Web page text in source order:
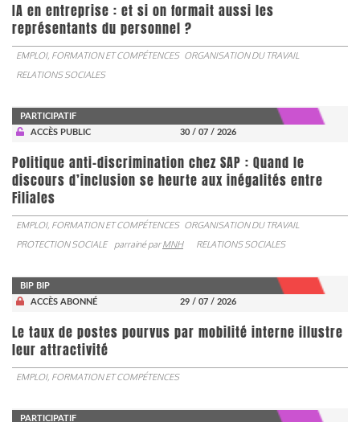
IA en entreprise : et si on formait aussi les
représentants du personnel ?
EMPLOI, FORMATION ET COMPÉTENCES ORGANISATION DU TRAVAIL
RELATIONS SOCIALES
PARTICIPATIF
ACCÈS PUBLIC
30 / 07 / 2026
Politique anti-discrimination chez SAP : Quand le
discours d’inclusion se heurte aux inégalités entre
Filiales
EMPLOI, FORMATION ET COMPÉTENCES ORGANISATION DU TRAVAIL
PROTECTION SOCIALE
parrainé parMNH RELATIONS SOCIALES
BIP BIP
ACCÈS ABONNÉ
29 / 07 / 2026
Le taux de postes pourvus par mobilité interne illustre
leur attractivité
EMPLOI, FORMATION ET COMPÉTENCES
PARTICIPATIF